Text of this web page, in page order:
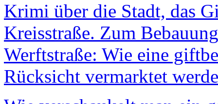
Krimi über die Stadt, das
Kreisstraße. Zum
Werftstraße: Wie eine
Rücksicht vermarktet